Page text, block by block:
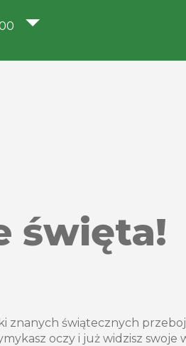
święta!
znanych świątecznych
oczy i już widzisz swoje